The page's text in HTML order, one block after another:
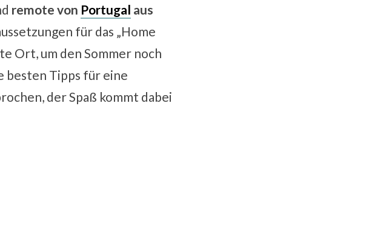
remote von Portugal aus
für das „Home
Ort, um den Sommer noch
besten Tipps für eine
der Spaß kommt dabei